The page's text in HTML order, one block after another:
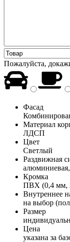
Пожалуйста,
Фасад
Материал
ЛДСП
Цвет
Светлый
Раздвижная
Кромка
ПВХ (0,4 мм,
Внутреннее
на выбор
Размер
Цена
указана за